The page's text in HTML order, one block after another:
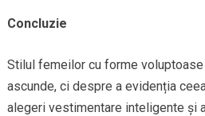
Concluzie
Stilul femeilor cu forme
ascunde, ci despre a evidenția
alegeri vestimentare inteligente și